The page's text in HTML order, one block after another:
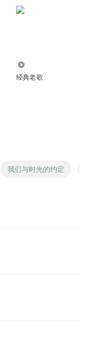
经典老歌
我们与时光的约定